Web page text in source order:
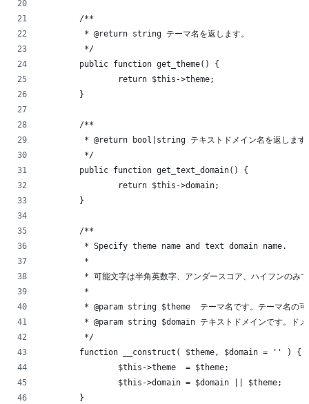
	/**
	 * @return string テーマ名を返します。
	 */
	public function get_theme() {
		return $this->theme;
	}
	/**
* @return bool|string テキストドメイン名を返します
	 */
	public function get_text_domain() {
		return $this->domain;
	}
	/**
	 * Specify theme name and text domain name.
	 *
* 可能文字は半角英数字、アンダースコア、ハイフンの
	 *
* @param string $theme  テーマ名です。テーマ名の可
* @param string $domain テキストドメインです。ドメ
	 */
	function __construct( $theme, $domain = '' ) {
		$this->theme  = $theme;
		$this->domain = $domain || $theme;
	}